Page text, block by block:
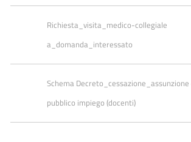
Richiesta_visita_medico-collegiale
a_domanda_interessato
Schema
pubblico impiego (docenti)